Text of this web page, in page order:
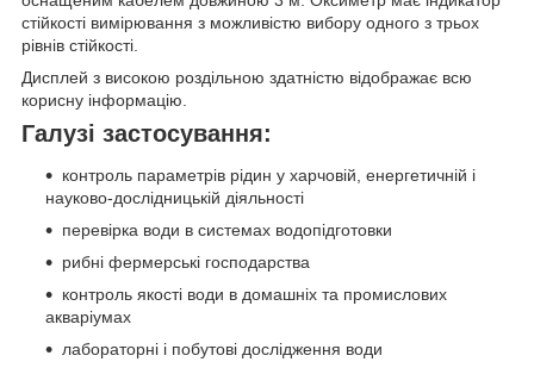
стійкості вимірювання з можливістю вибору одного з трьох
рівнів стійкості.
Дисплей з високою роздільною здатністю відображає всю
корисну інформацію.
Галузі застосування:
контроль параметрів рідин у харчовій, енергетичній і
науково-дослідницькій діяльності
перевірка води в системах водопідготовки
рибні фермерські господарства
контроль якості води в домашніх та промислових
акваріумах
лабораторні і побутові дослідження води